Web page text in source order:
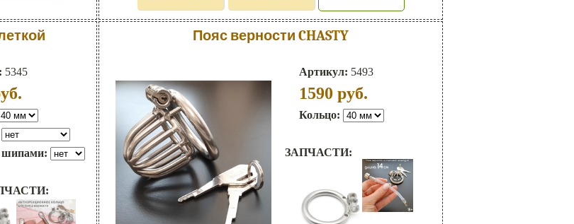
5345
шипами:
Пояс верности CHASTY
Артикул: 5493
1590 руб.
Кольцо:
ЗАПЧАСТИ: